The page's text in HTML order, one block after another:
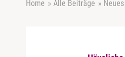
Home » Alle Beiträge »